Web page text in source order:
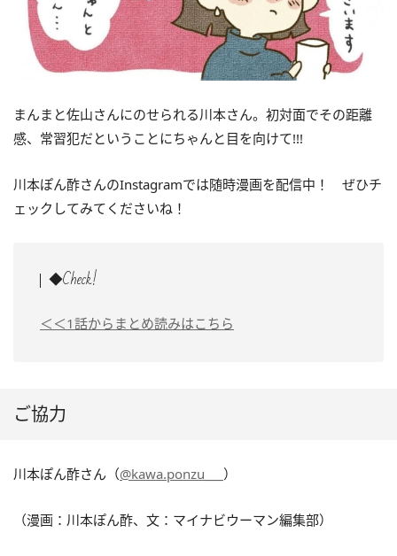
まんまと佐山さんにのせられる川本さん。初対面でその距離
感、常習犯だということにちゃんと目を向けて!!!
川本ぽん酢さんのInstagramでは随時漫画を配信中！ ぜひチ
ェックしてみてくださいね！
◆Check!
＜＜1話からまとめ読みはこちら
ご協力
川本ぽん酢さん（@kawa.ponzu___ ）
（漫画：川本ぽん酢、文：マイナビウーマン編集部）